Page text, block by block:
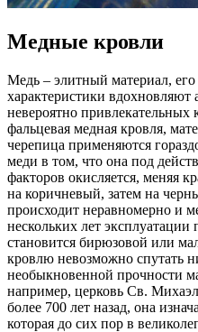
Медные кровли
Медь – элитный материал, его
характеристики вдохновляют
невероятно
фальцевая медная кровля,
черепица применяются
меди в том, что она под
факторов окисляется, меняя
на коричневый, затем на
происходит неравномерно и
нескольких лет эксплуатации
становится бирюзовой или
кровлю невозможно спутать
необыкновенной прочности
например, церковь Св.
более 700 лет назад, она
которая до сих пор в